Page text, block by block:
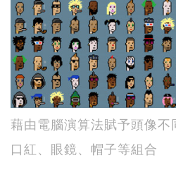
藉由電腦演算法賦予頭像不
口紅、眼鏡、帽子等組合